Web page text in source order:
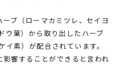
ブ（ローマカミツレ、セイヨ
ウ葉）から取り出したハーブ
素）が配合されています。
響することができると言われ